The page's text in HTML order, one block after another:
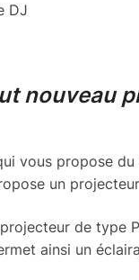
DJ
nouveau
vous propose
un
de type
ainsi un